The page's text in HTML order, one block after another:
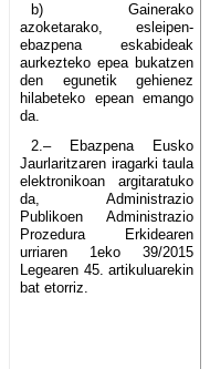
b) Gainerako
azoketarako, esleipen-
ebazpena eskabideak
aurkezteko epea bukatzen
den egunetik gehienez
hilabeteko epean emango
da.
2.– Ebazpena Eusko
Jaurlaritzaren iragarki taula
elektronikoan argitaratuko
da, Administrazio
Publikoen Administrazio
Prozedura Erkidearen
urriaren 1eko 39/2015
Legearen 45. artikuluarekin
bat etorriz.